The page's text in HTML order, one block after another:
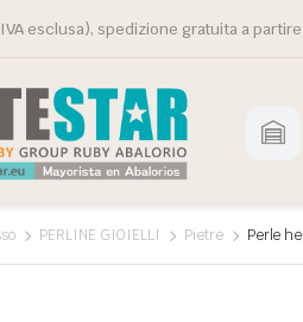
esclusa), spedizione gratuita a
PERLINE GIOIELLI Pietre Perle